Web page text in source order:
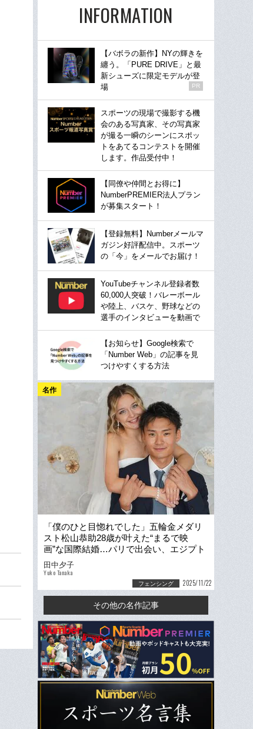
INFORMATION
【バボラの新作】NYの輝きを
纏う。「PURE DRIVE」と最
新シューズに限定モデルが登
場
PR
スポーツの現場で撮影する機
会のある写真家、その写真家
が撮る一瞬のシーンにスポッ
トをあてるコンテストを開催
します。作品受付中！
【同僚や仲間とお得に】
NumberPREMIER法人プラン
が募集スタート！
【登録無料】Numberメールマ
ガジン好評配信中。スポーツ
の「今」をメールでお届け！
YouTubeチャンネル登録者数
60,000人突破！バレーボール
や陸上、バスケ、野球などの
選手のインタビューを動画で
【お知らせ】Google検索で
「Number Web」の記事を見
つけやすくする方法
名作
「僕のひと目惚れでした」五輪金メダリ
スト松山恭助28歳が叶えた“まるで映
画”な国際結婚…パリで出会い、エジプト
で急接近、香港で小籠包デート
田中夕子
Yuko Tanaka
フェンシング 2025/11/22
その他の名作記事